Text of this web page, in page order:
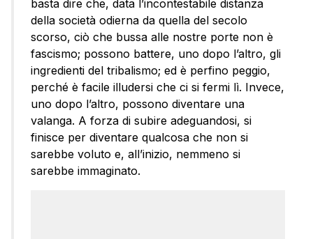
basta dire che, data l’incontestabile distanza
della società odierna da quella del secolo
scorso, ciò che bussa alle nostre porte non è
fascismo; possono battere, uno dopo l’altro, gli
ingredienti del tribalismo; ed è perfino peggio,
perché è facile illudersi che ci si fermi lì. Invece,
uno dopo l’altro, possono diventare una
valanga. A forza di subire adeguandosi, si
finisce per diventare qualcosa che non si
sarebbe voluto e, all’inizio, nemmeno si
sarebbe immaginato.